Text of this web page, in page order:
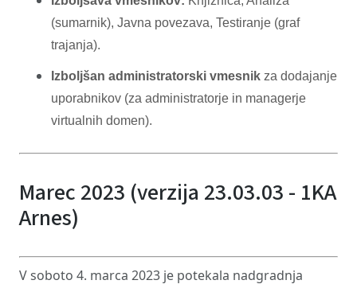
(sumarnik), Javna povezava, Testiranje (graf
trajanja).
Izboljšan administratorski vmesnik za dodajanje
uporabnikov (za administratorje in managerje
virtualnih domen).
Marec 2023 (verzija 23.03.03 - 1KA
Arnes)
V soboto 4. marca 2023 je potekala nadgradnja